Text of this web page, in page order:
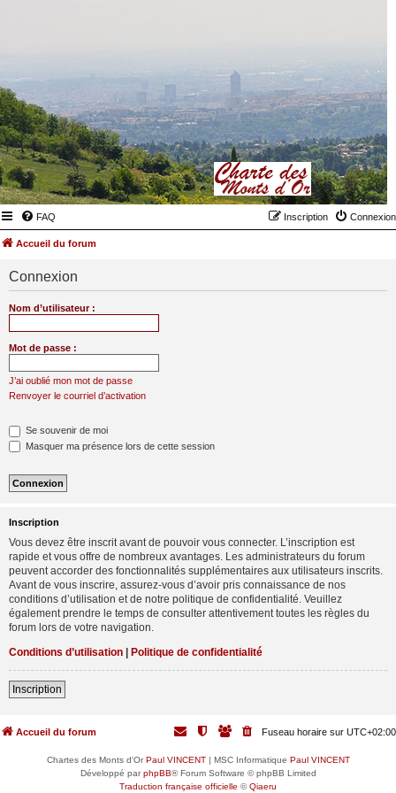
FAQ Connexion
Inscription
Accueil du forum
Connexion
Nom d’utilisateur :
Mot de passe :
J’ai oublié mon mot de passe
Renvoyer le courriel d’activation
Se souvenir de moi
Masquer ma présence lors de cette session
Inscription
Vous devez être inscrit avant de pouvoir vous connecter. L’inscription est
rapide et vous offre de nombreux avantages. Les administrateurs du forum
peuvent accorder des fonctionnalités supplémentaires aux utilisateurs inscrits.
Avant de vous inscrire, assurez-vous d’avoir pris connaissance de nos
conditions d’utilisation et de notre politique de confidentialité. Veuillez
également prendre le temps de consulter attentivement toutes les règles du
forum lors de votre navigation.
Conditions d’utilisation | Politique de confidentialité
Inscription
Accueil du forum Fuseau horaire sur UTC+02:00
Chartes des Monts d'OrPaul VINCENT| MSC Informatique Paul VINCENT
Développé parphpBB® Forum Software © phpBB Limited
Traduction française officielle ©Qiaeru